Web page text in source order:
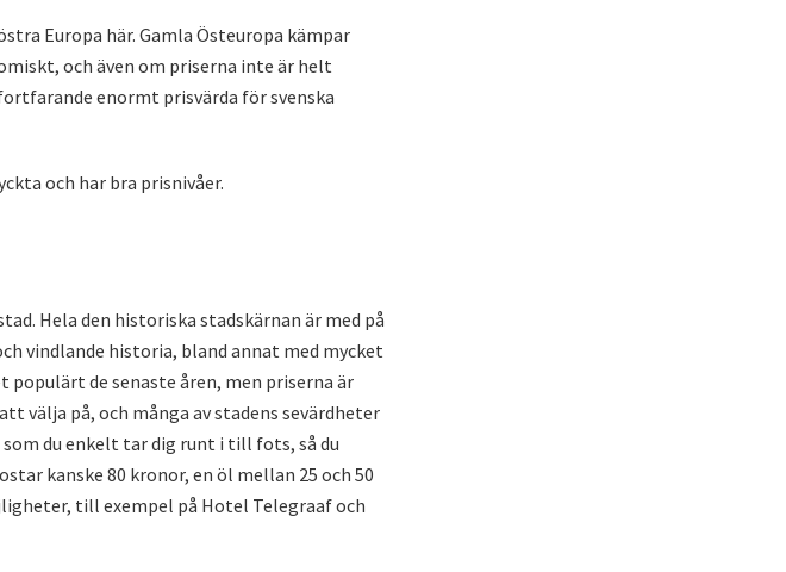
Europa här. Gamla Östeuropa kämpar
och även om priserna inte är helt
enormt prisvärda för svenska
och har bra prisnivåer.
Hela den historiska stadskärnan är med på
vindlande historia, bland annat med mycket
de senaste åren, men priserna är
välja på, och många av stadens sevärdheter
du enkelt tar dig runt i till fots, så du
kanske 80 kronor, en öl mellan 25 och 50
till exempel på Hotel Telegraaf och